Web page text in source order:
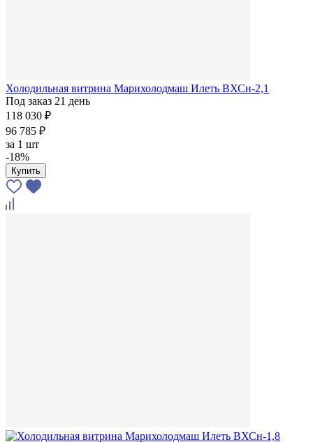
Холодильная витрина Марихолодмаш Илеть ВХСн-2,1
Под заказ 21 день
118 030 ₽
96 785 ₽
за 1 шт
-18%
Купить